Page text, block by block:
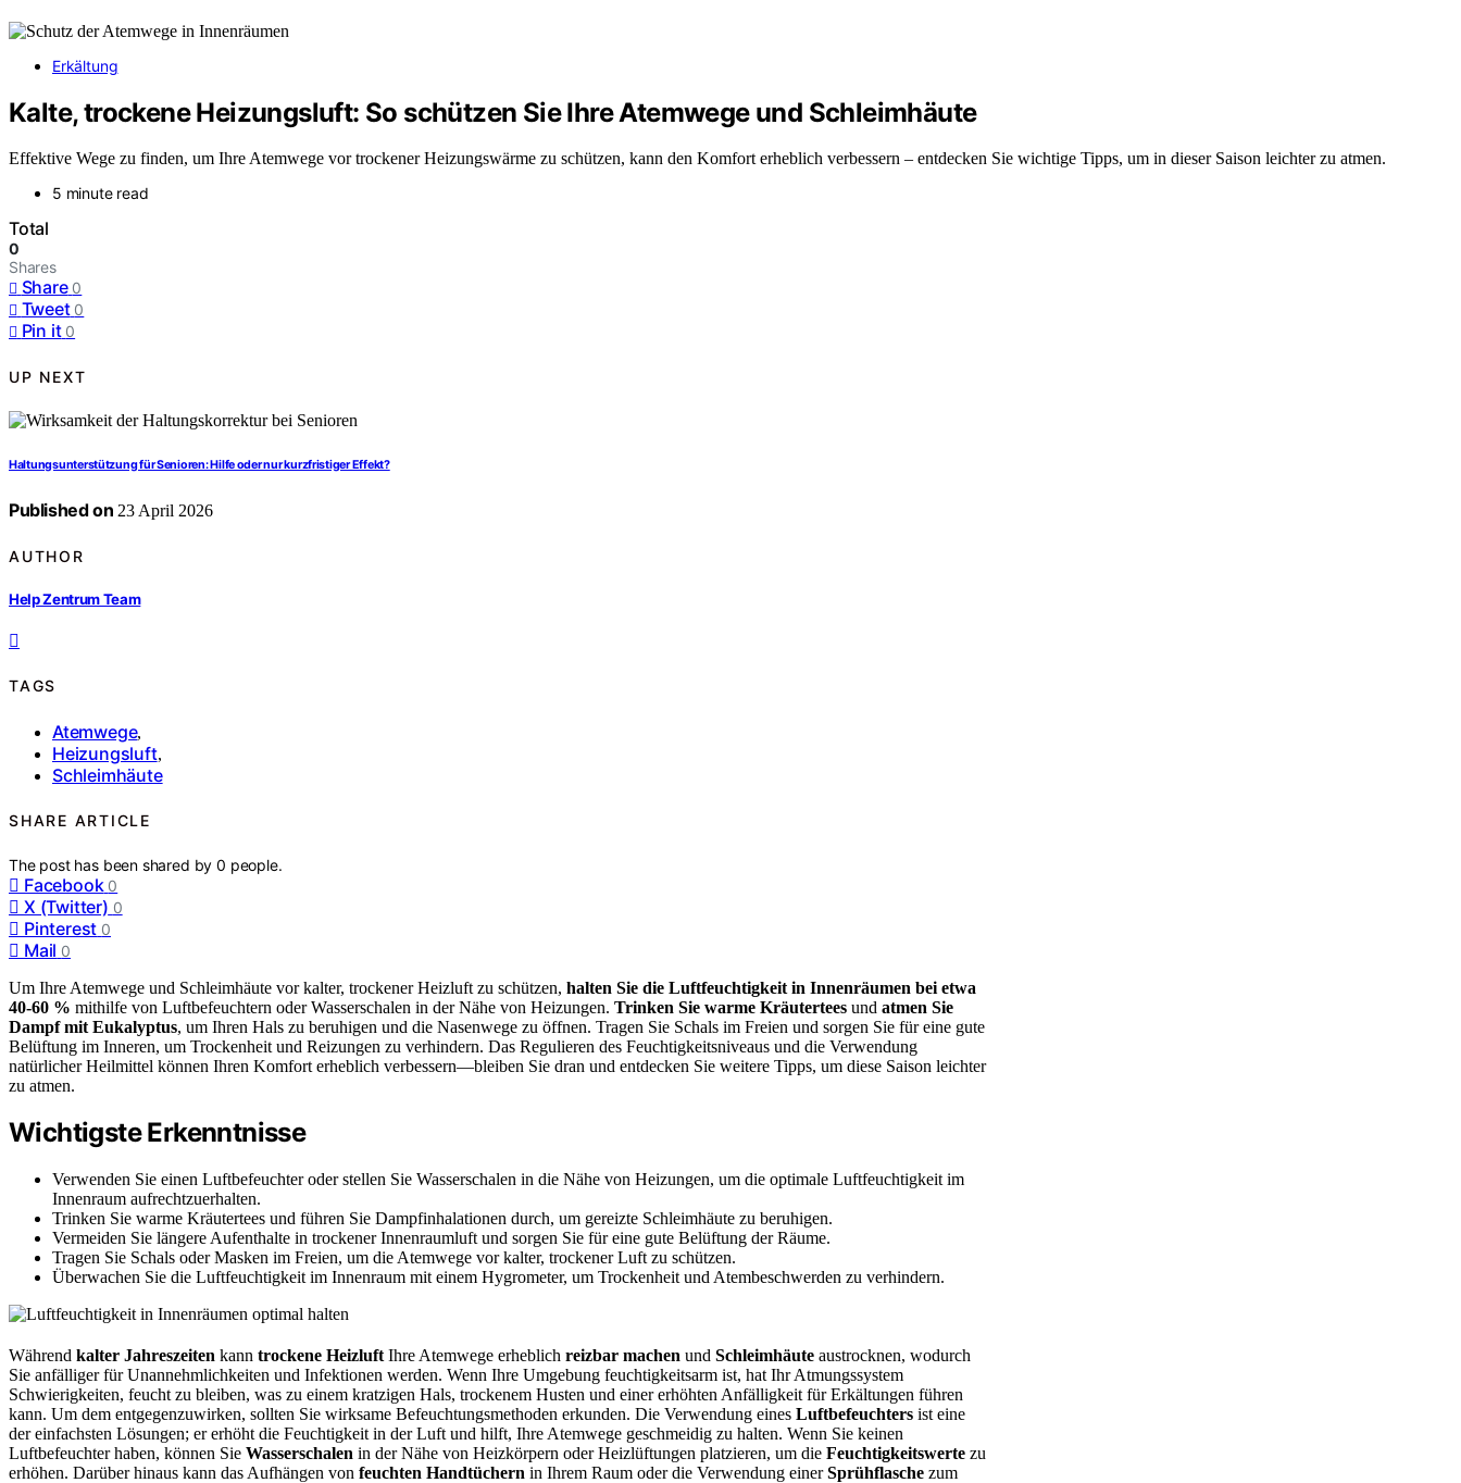
Erkältung
Kalte, trockene Heizungsluft: So schützen Sie Ihre Atemwege und Schleimhäute
Effektive Wege zu finden, um Ihre Atemwege vor trockener Heizungswärme zu schützen, kann den Komfort erheblich verbessern – entdecken Sie wichtige Tipps, um in dieser Saison leichter zu atmen.
5 minute read
Total
0
Shares
Share 0
Tweet 0
Pin it 0
UP NEXT
Haltungsunterstützung für Senioren: Hilfe oder nur kurzfristiger Effekt?
Published on 23 April 2026
AUTHOR
Help Zentrum Team
TAGS
Atemwege,
Heizungsluft,
Schleimhäute
SHARE ARTICLE
The post has been shared by0 people.
Facebook 0
X (Twitter) 0
Pinterest 0
Mail 0
Um Ihre Atemwege und Schleimhäute vor kalter, trockener Heizluft zu schützen, halten Sie die Luftfeuchtigkeit in Innenräumen bei etwa
40-60 % mithilfe von Luftbefeuchtern oder Wasserschalen in der Nähe von Heizungen. Trinken Sie warme Kräutertees und atmen Sie
Dampf mit Eukalyptus, um Ihren Hals zu beruhigen und die Nasenwege zu öffnen. Tragen Sie Schals im Freien und sorgen Sie für eine gute
Belüftung im Inneren, um Trockenheit und Reizungen zu verhindern. Das Regulieren des Feuchtigkeitsniveaus und die Verwendung
natürlicher Heilmittel können Ihren Komfort erheblich verbessern—bleiben Sie dran und entdecken Sie weitere Tipps, um diese Saison leichter
zu atmen.
Wichtigste Erkenntnisse
Verwenden Sie einen Luftbefeuchter oder stellen Sie Wasserschalen in die Nähe von Heizungen, um die optimale Luftfeuchtigkeit im
Innenraum aufrechtzuerhalten.
Trinken Sie warme Kräutertees und führen Sie Dampfinhalationen durch, um gereizte Schleimhäute zu beruhigen.
Vermeiden Sie längere Aufenthalte in trockener Innenraumluft und sorgen Sie für eine gute Belüftung der Räume.
Tragen Sie Schals oder Masken im Freien, um die Atemwege vor kalter, trockener Luft zu schützen.
Überwachen Sie die Luftfeuchtigkeit im Innenraum mit einem Hygrometer, um Trockenheit und Atembeschwerden zu verhindern.
Während kalter Jahreszeiten kann trockene Heizluft Ihre Atemwege erheblich reizbar machen und Schleimhäute austrocknen, wodurch
Sie anfälliger für Unannehmlichkeiten und Infektionen werden. Wenn Ihre Umgebung feuchtigkeitsarm ist, hat Ihr Atmungssystem
Schwierigkeiten, feucht zu bleiben, was zu einem kratzigen Hals, trockenem Husten und einer erhöhten Anfälligkeit für Erkältungen führen
kann. Um dem entgegenzuwirken, sollten Sie wirksame Befeuchtungsmethoden erkunden. Die Verwendung eines Luftbefeuchters ist eine
der einfachsten Lösungen; er erhöht die Feuchtigkeit in der Luft und hilft, Ihre Atemwege geschmeidig zu halten. Wenn Sie keinen
Luftbefeuchter haben, können Sie Wasserschalen in der Nähe von Heizkörpern oder Heizlüftungen platzieren, um die Feuchtigkeitswerte zu
erhöhen. Darüber hinaus kann das Aufhängen von feuchten Handtüchern in Ihrem Raum oder die Verwendung einerSprühflasche zum